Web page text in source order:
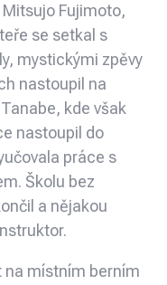
Fujimoto,
se setkal s
mystickými zpěvy
nastoupil na
kde však
nastoupil do
práce s
Školu bez
a nějakou
na místním berním